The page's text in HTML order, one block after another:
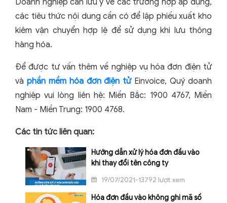
Doanh nghiệp cần lưu ý về các trường hợp áp dụng,
các tiêu thức nội dung cần có để lập phiếu xuất kho
kiêm vận chuyển hợp lệ để sử dụng khi lưu thông
hàng hóa.
Để được tư vấn thêm về nghiệp vụ hóa đơn điện tử
và phần mềm hóa đơn điện tửEinvoice, Quý doanh
nghiệp vui lòng liên hệ: Miền Bắc: 1900 4767, Miền
Nam - Miền Trung: 1900 4768.
Các tin tức liên quan:
Hướng dẫn xử lý hóa đơn đầu vào
khi thay đổi tên công ty
19/07/2021-13792 lượt xem
Hóa đơn đầu vào không ghi mã số